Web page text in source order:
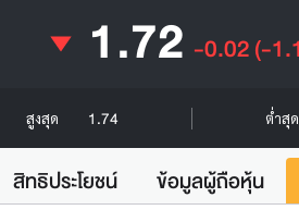
1.72 -0.02(-
สูงสุด 1.74 ต่ำสุด
สิทธิประโยชน์ ข้อมูลผู้ถือหุ้น